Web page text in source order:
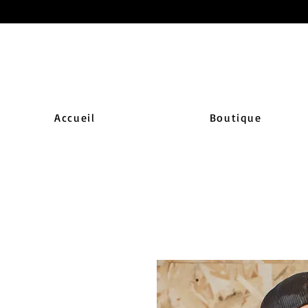
Accueil Boutique